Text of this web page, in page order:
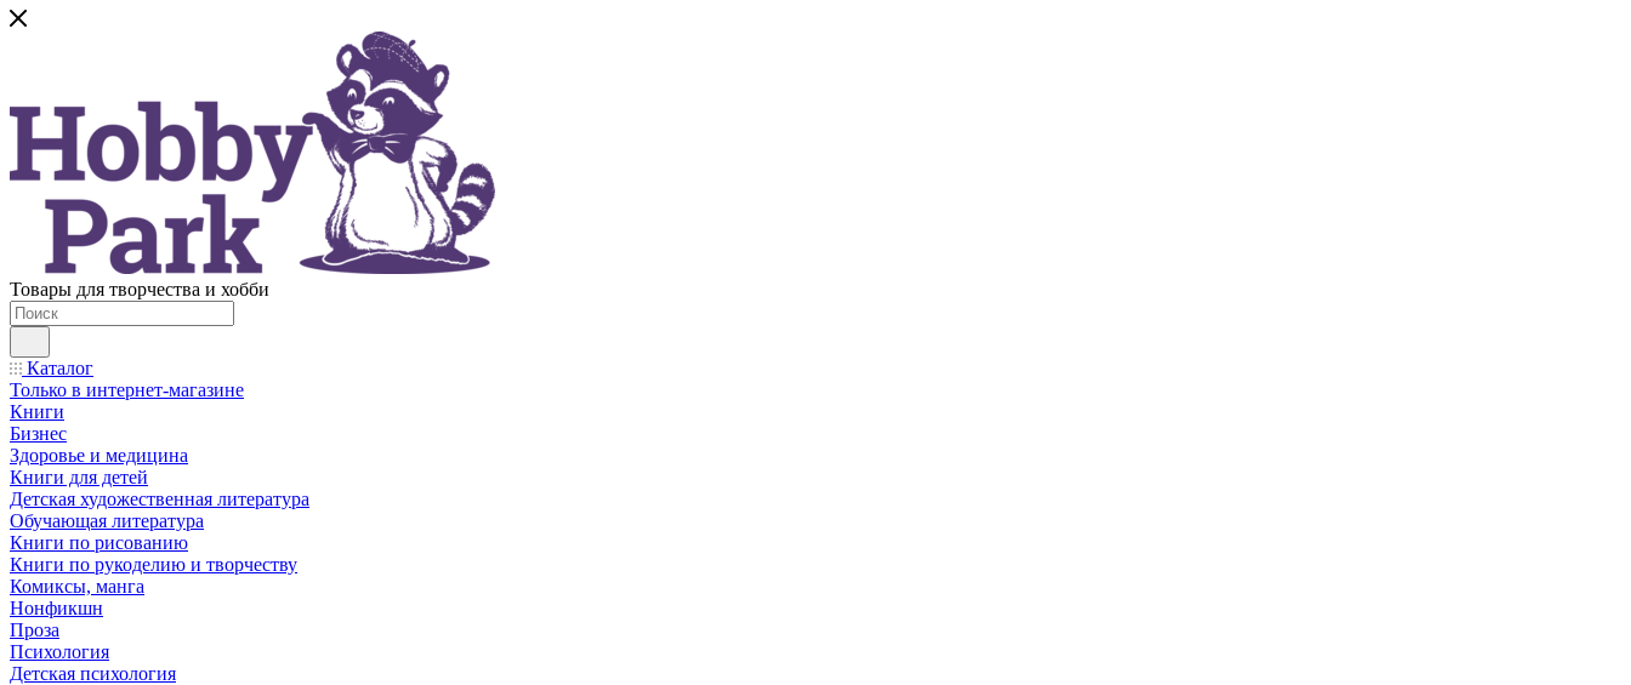
Товары для творчества и хобби
Каталог
Только в интернет-магазине
Книги
Бизнес
Здоровье и медицина
Книги для детей
Детская художественная литература
Обучающая литература
Книги по рисованию
Книги по рукоделию и творчеству
Комиксы, манга
Нонфикшн
Проза
Психология
Детская психология